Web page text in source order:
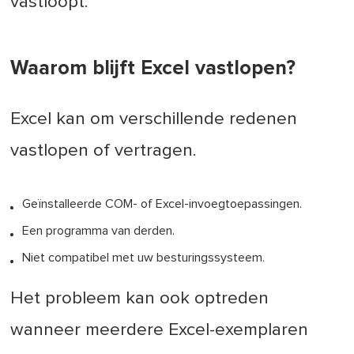
Waarom blijft Excel vastlopen?
Excel kan om verschillende redenen
vastlopen of vertragen.
Geïnstalleerde COM- of Excel-invoegtoepassingen.
Een programma van derden.
Niet compatibel met uw besturingssysteem.
Het probleem kan ook optreden
wanneer meerdere Excel-exemplaren